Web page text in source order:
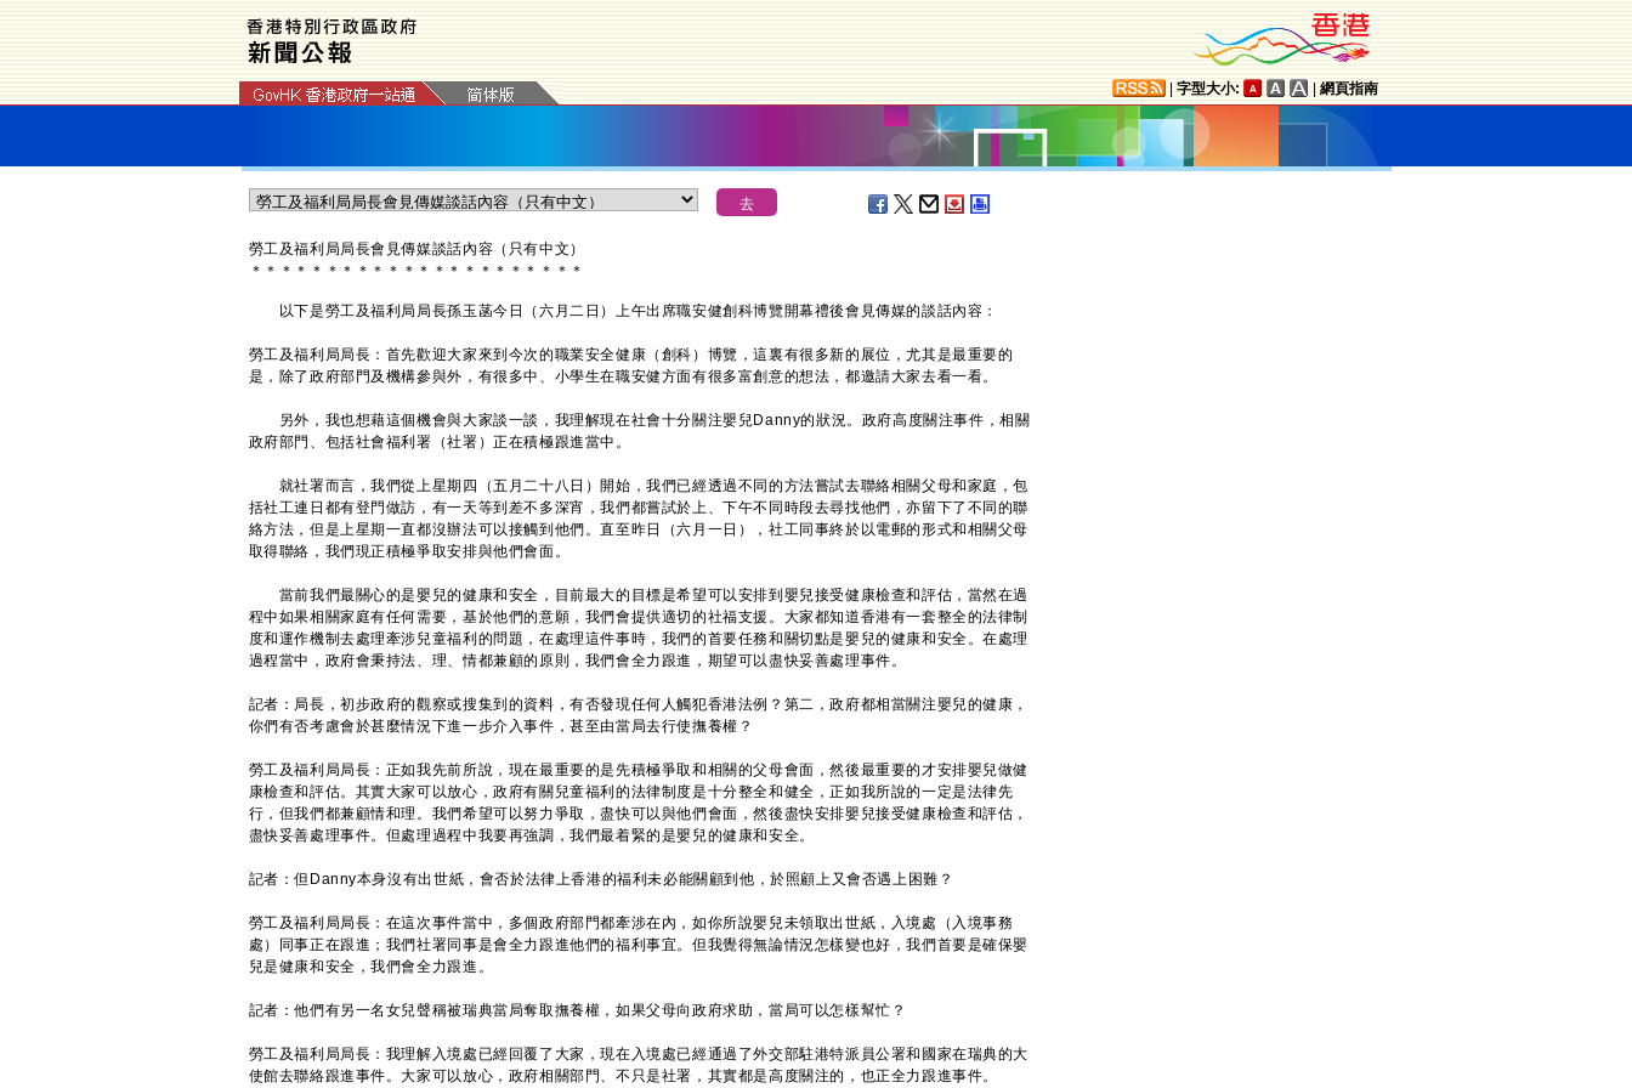
字型大小: 網頁指南
​勞工及福利局局長會見傳媒談話內容（只有中文）
＊ ＊ ＊ ＊ ＊ ＊ ＊ ＊ ＊ ＊ ＊ ＊ ＊ ＊ ＊ ＊ ＊ ＊ ＊ ＊ ＊ ＊
以下是勞工及福利局局長孫玉菡今日（六月二日）上午出席職安健創科博覽開幕禮後會見傳媒的談話內容：
勞工及福利局局長：首先歡迎大家來到今次的職業安全健康（創科）博覽，這裏有很多新的展位，尤其是最重要的
是，除了政府部門及機構參與外，有很多中、小學生在職安健方面有很多富創意的想法，都邀請大家去看一看。
另外，我也想藉這個機會與大家談一談，我理解現在社會十分關注嬰兒Danny的狀況。政府高度關注事件，相關
政府部門、包括社會福利署（社署）正在積極跟進當中。
就社署而言，我們從上星期四（五月二十八日）開始，我們已經透過不同的方法嘗試去聯絡相關父母和家庭，包
括社工連日都有登門做訪，有一天等到差不多深宵，我們都嘗試於上、下午不同時段去尋找他們，亦留下了不同的聯
絡方法，但是上星期一直都沒辦法可以接觸到他們。直至昨日（六月一日），社工同事終於以電郵的形式和相關父母
取得聯絡，我們現正積極爭取安排與他們會面。
當前我們最關心的是嬰兒的健康和安全，目前最大的目標是希望可以安排到嬰兒接受健康檢查和評估，當然在過
程中如果相關家庭有任何需要，基於他們的意願，我們會提供適切的社福支援。大家都知道香港有一套整全的法律制
度和運作機制去處理牽涉兒童福利的問題，在處理這件事時，我們的首要任務和關切點是嬰兒的健康和安全。在處理
過程當中，政府會秉持法、理、情都兼顧的原則，我們會全力跟進，期望可以盡快妥善處理事件。
記者：局長，初步政府的觀察或搜集到的資料，有否發現任何人觸犯香港法例？第二，政府都相當關注嬰兒的健康，
你們有否考慮會於甚麼情況下進一步介入事件，甚至由當局去行使撫養權？
勞工及福利局局長：正如我先前所說，現在最重要的是先積極爭取和相關的父母會面，然後最重要的才安排嬰兒做健
康檢查和評估。其實大家可以放心，政府有關兒童福利的法律制度是十分整全和健全，正如我所說的一定是法律先
行，但我們都兼顧情和理。我們希望可以努力爭取，盡快可以與他們會面，然後盡快安排嬰兒接受健康檢查和評估，
盡快妥善處理事件。但處理過程中我要再強調，我們最着緊的是嬰兒的健康和安全。
記者：但Danny本身沒有出世紙，會否於法律上香港的福利未必能關顧到他，於照顧上又會否遇上困難？
勞工及福利局局長：在這次事件當中，多個政府部門都牽涉在內，如你所說嬰兒未領取出世紙，入境處（入境事務
處）同事正在跟進；我們社署同事是會全力跟進他們的福利事宜。但我覺得無論情況怎樣變也好，我們首要是確保嬰
兒是健康和安全，我們會全力跟進。
記者：他們有另一名女兒聲稱被瑞典當局奪取撫養權，如果父母向政府求助，當局可以怎樣幫忙？
勞工及福利局局長：我理解入境處已經回覆了大家，現在入境處已經通過了外交部駐港特派員公署和國家在瑞典的大
使館去聯絡跟進事件。大家可以放心，政府相關部門、不只是社署，其實都是高度關注的，也正全力跟進事件。